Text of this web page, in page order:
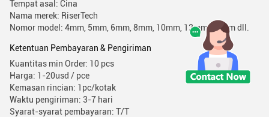
Tempat asal: Cina
Nama merek: RiserTech
Nomor model: 4mm, 5mm, 6mm, 8mm, 10mm, 12mm, 14mm dll.
Ketentuan Pembayaran & Pengiriman
Kuantitas min Order: 10 pcs
Harga: 1-20usd / pce
Kemasan rincian: 1pc/kotak
Waktu pengiriman: 3-7 hari
Syarat-syarat pembayaran: T/T